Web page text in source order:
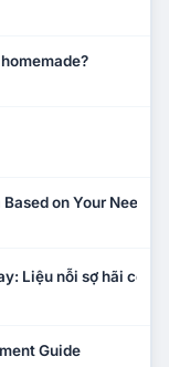
on Your Needs
Liệu nỗi sợ hãi có
Guide